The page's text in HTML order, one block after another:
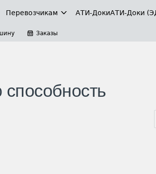
Перевозчикам АТИ-ДокиАТИ-Доки
Заказы